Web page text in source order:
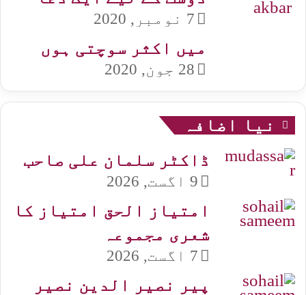
7 نومبر, 2020
میں اکثر سوچتی ہوں
28 جون, 2020
نیا اضافہ
ڈاکٹر سلمان علی صاحب
9 اگست, 2026
امتیاز الحق امتیاز کا
شعری مجموعہ
7 اگست, 2026
پیر نصیر الدین نصیر